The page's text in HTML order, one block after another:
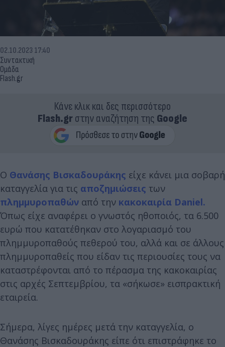
Συντακτική
Ομάδα
Flash.gr
02.10.2023 17:40
Κάνε κλικ και δες περισσότερο
Flash.grστην αναζήτηση της Google
Ο Θανάσης Βισκαδουράκης είχε κάνει μια σοβαρή
καταγγελία για τις αποζημιώσεις των
πλημμυροπαθών από την κακοκαιρία Daniel.
Όπως είχε αναφέρει ο γνωστός ηθοποιός, τα 6.500
ευρώ που κατατέθηκαν στο λογαριασμό του
πλημμυροπαθούς πεθερού του, αλλά και σε άλλους
πλημμυροπαθείς που είδαν τις περιουσίες τους να
καταστρέφονται από το πέρασμα της κακοκαιρίας
στις αρχές Σεπτεμβρίου, τα «σήκωσε» εισπρακτική
εταιρεία.
Σήμερα, λίγες ημέρες μετά την καταγγελία, ο
Θανάσης Βισκαδουράκης είπε ότι επιστράφηκε το